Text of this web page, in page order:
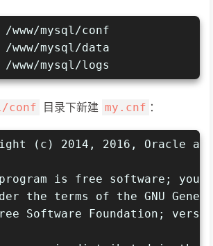
www/mysql/conf
www/mysql/data
www/mysql/logs
conf 目录下新建 my.cnf ：
(c) 2014, 2016,
is free software;
the terms of the GNU
Software Foundation;